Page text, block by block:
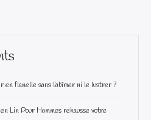
en flanelle sans l’abîmer ni le lustrer ?
Lin Pour Hommes rehausse votre